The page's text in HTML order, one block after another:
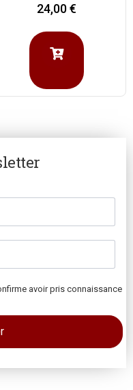
24,00€
avoir pris connaissance